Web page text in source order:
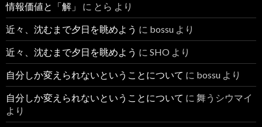
情報価値と「解」 に とら より
近々、沈むまで夕日を眺めよう に bossu より
近々、沈むまで夕日を眺めよう に SHO より
自分しか変えられないということについて に bossu より
自分しか変えられないということについて に 舞うシウマイ
より